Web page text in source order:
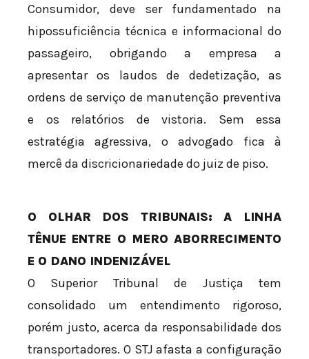
Consumidor, deve ser fundamentado na
hipossuficiência técnica e informacional do
passageiro, obrigando a empresa a
apresentar os laudos de dedetização, as
ordens de serviço de manutenção preventiva
e os relatórios de vistoria. Sem essa
estratégia agressiva, o advogado fica à
mercê da discricionariedade do juiz de piso.
O OLHAR DOS TRIBUNAIS: A LINHA
TÊNUE ENTRE O MERO ABORRECIMENTO
E O DANO INDENIZÁVEL
O Superior Tribunal de Justiça tem
consolidado um entendimento rigoroso,
porém justo, acerca da responsabilidade dos
transportadores. O STJ afasta a configuração